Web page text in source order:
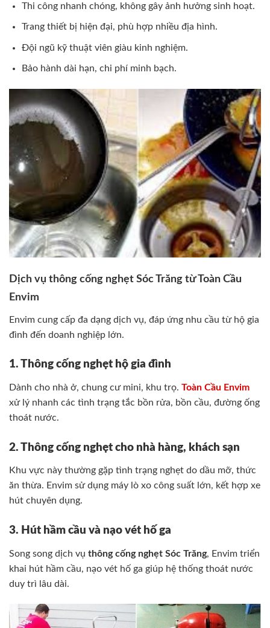
Thi công nhanh chóng, không gây ảnh hưởng sinh hoạt.
Trang thiết bị hiện đại, phù hợp nhiều địa hình.
Đội ngũ kỹ thuật viên giàu kinh nghiệm.
Bảo hành dài hạn, chi phí minh bạch.
Dịch vụ thông cống nghẹt Sóc Trăng từ Toàn Cầu
Envim
Envim cung cấp đa dạng dịch vụ, đáp ứng nhu cầu từ hộ gia
đình đến doanh nghiệp lớn.
1. Thông cống nghẹt hộ gia đình
Dành cho nhà ở, chung cư mini, khu trọ. Toàn Cầu Envim
xử lý nhanh các tình trạng tắc bồn rửa, bồn cầu, đường ống
thoát nước.
2. Thông cống nghẹt cho nhà hàng, khách sạn
Khu vực này thường gặp tình trạng nghẹt do dầu mỡ, thức
ăn thừa. Envim sử dụng máy lò xo công suất lớn, kết hợp xe
hút chuyên dụng.
3. Hút hầm cầu và nạo vét hố ga
Song song dịch vụ thông cống nghẹt Sóc Trăng, Envim triển
khai hút hầm cầu, nạo vét hố ga giúp hệ thống thoát nước
duy trì lâu dài.